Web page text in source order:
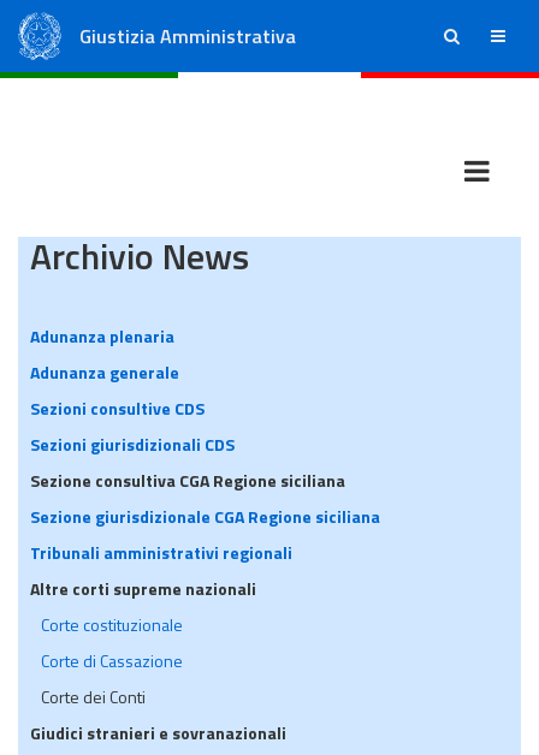
Giustizia Amministrativa ricerca menu
Archivio News
Adunanza plenaria
Adunanza generale
Sezioni consultive CDS
Sezioni giurisdizionali CDS
Sezione consultiva CGA Regione siciliana
Sezione giurisdizionale CGA Regione siciliana
Tribunali amministrativi regionali
Altre corti supreme nazionali
Corte costituzionale
Corte di Cassazione
Corte dei Conti
Giudici stranieri e sovranazionali